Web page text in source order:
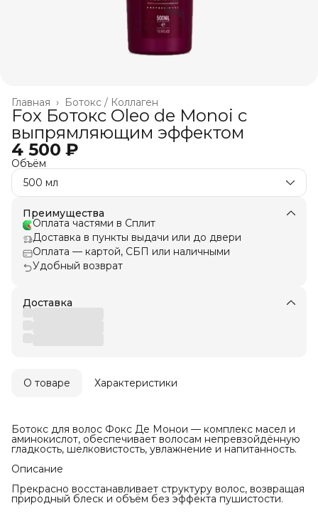
Ботокс / Коллаген
Главная ›
Fox Ботокс Oleo de Monoi c
выпрямляющим эффектом
4 500 ₽
Объём
500 мл
Преимущества
Оплата частями в Сплит
Доставка в пункты выдачи или до двери
Оплата — картой, СБП или наличными
Удобный возврат
Доставка
О товаре Характеристики
Ботокс для волос Фокс Де Монои — комплекс масел и
аминокислот, обеспечивает волосам непревзойдённую
гладкость, шелковистость, увлажнение и напитанность.
Описание
Прекрасно восстанавливает структуру волос, возвращая
природный блеск и объём без эффекта пушистости.